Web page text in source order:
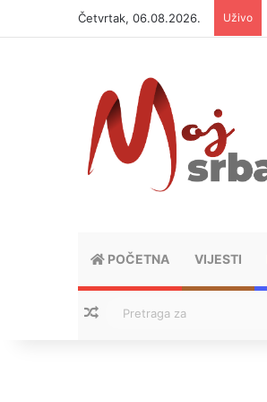
Četvrtak, 06.08.2026. Uživo
POČETNA VIJESTI
Nasumični tekstovi